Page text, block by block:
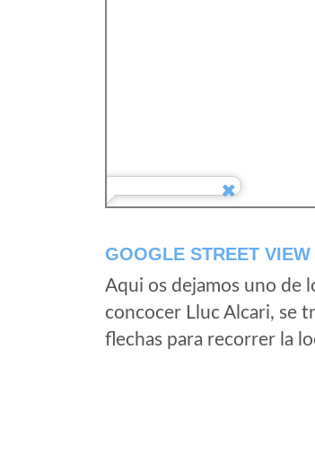
GOOGLE STREET
Aqui os dejamos uno de
concocer Lluc Alcari, se
flechas para recorrer la